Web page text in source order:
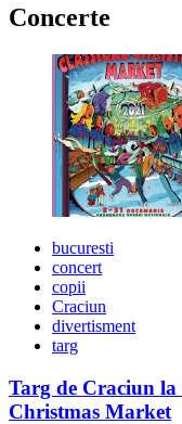
Concerte
bucuresti
concert
copii
Craciun
divertisment
targ
Targ de Craciun
Christmas Market